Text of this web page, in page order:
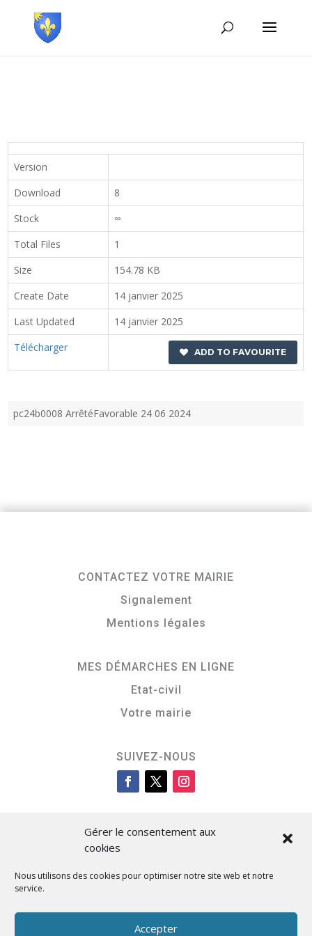
Gérer le consentement aux
cookies
Nous utilisons des cookies pour optimiser notre site web et notre
service.
Accepter
Version
Download
8
Stock
∞
Total Files
1
Size
154.78 KB
Create Date
14 janvier 2025
Last Updated
14 janvier 2025
Télécharger
ADD TO FAVOURITE
pc24b0008 ArrêtéFavorable 24 06 2024
CONTACTEZ VOTRE MAIRIE
Signalement
Mentions légales
MES DÉMARCHES EN LIGNE
Etat-civil
Votre mairie
SUIVEZ-NOUS
Cità di L’Isula